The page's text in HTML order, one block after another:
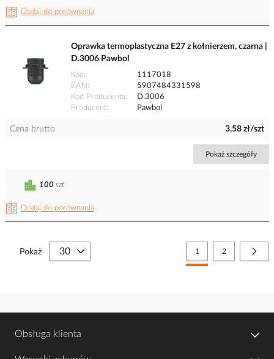
Dodaj do porównania
Oprawka termoplastyczna E27 z kołnierzem, czarna |
D.3006 Pawbol
Kod
1117018
EAN
5907484331598
Kod Producenta
D.3006
Producent
Pawbol
Cena brutto 3,58 zł/szt
Pokaż szczegóły
Dodaj do porównania
100 szt
Strona
Aktualnie czytasz stronę
1 Strona
2
Pokaż
Obsługa klienta